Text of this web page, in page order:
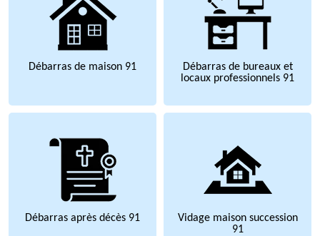
Débarras de maison 91
Débarras de bureaux et
locaux professionnels 91
Débarras après décès 91
Vidage maison succession
91